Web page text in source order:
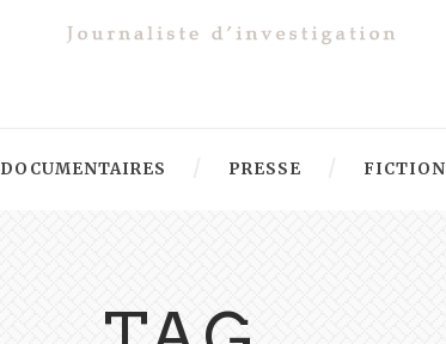
DOCUMENTAIRES PRESSE FICTION